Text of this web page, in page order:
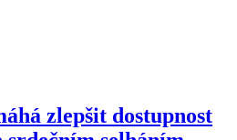
zlepšit dostupnost